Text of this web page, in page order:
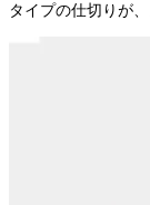
タイプの仕切りが